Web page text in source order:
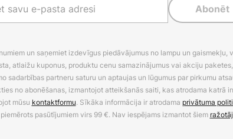
Abonēt
un saņemiet izdevīgus piedāvājumus no lampu un gaismekļu,
atlaižu kuponus, produktu cenu samazinājumus vai akciju
sadarbības partneru saturu un aptaujas un lūgumus par pirkumu
no abonēšanas, izmantojot atteikšanās saiti, kas atrodama katrā
mūsu kontaktformu. Sīkāka informācija ir atrodama privātuma
pasūtījumiem virs 99 €. Nav iespējams izmantot šiem